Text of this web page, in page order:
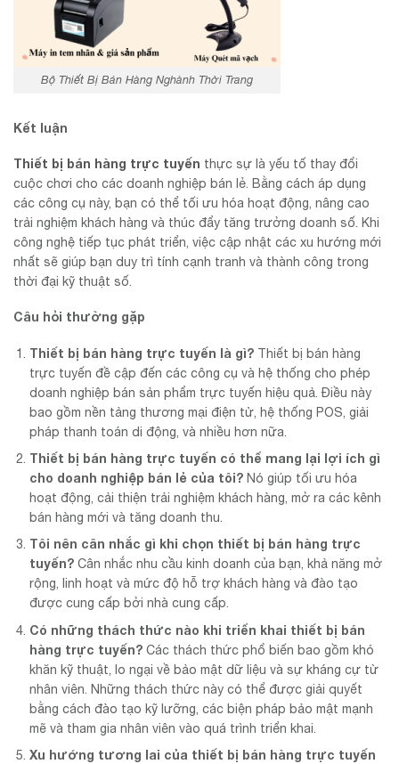
Bộ Thiết Bị Bán Hàng Nghành Thời Trang
Kết luận
Thiết bị bán hàng trực tuyến thực sự là yếu tố thay đổi
cuộc chơi cho các doanh nghiệp bán lẻ. Bằng cách áp dụng
các công cụ này, bạn có thể tối ưu hóa hoạt động, nâng cao
trải nghiệm khách hàng và thúc đẩy tăng trưởng doanh số. Khi
công nghệ tiếp tục phát triển, việc cập nhật các xu hướng mới
nhất sẽ giúp bạn duy trì tính cạnh tranh và thành công trong
thời đại kỹ thuật số.
Câu hỏi thường gặp
Thiết bị bán hàng trực tuyến là gì? Thiết bị bán hàng
trực tuyến đề cập đến các công cụ và hệ thống cho phép
doanh nghiệp bán sản phẩm trực tuyến hiệu quả. Điều này
bao gồm nền tảng thương mại điện tử, hệ thống POS, giải
pháp thanh toán di động, và nhiều hơn nữa.
Thiết bị bán hàng trực tuyến có thể mang lại lợi ích gì
cho doanh nghiệp bán lẻ của tôi? Nó giúp tối ưu hóa
hoạt động, cải thiện trải nghiệm khách hàng, mở ra các kênh
bán hàng mới và tăng doanh thu.
Tôi nên cân nhắc gì khi chọn thiết bị bán hàng trực
tuyến? Cân nhắc nhu cầu kinh doanh của bạn, khả năng mở
rộng, linh hoạt và mức độ hỗ trợ khách hàng và đào tạo
được cung cấp bởi nhà cung cấp.
Có những thách thức nào khi triển khai thiết bị bán
hàng trực tuyến? Các thách thức phổ biến bao gồm khó
khăn kỹ thuật, lo ngại về bảo mật dữ liệu và sự kháng cự từ
nhân viên. Những thách thức này có thể được giải quyết
bằng cách đào tạo kỹ lưỡng, các biện pháp bảo mật mạnh
mẽ và tham gia nhân viên vào quá trình triển khai.
Xu hướng tương lai của thiết bị bán hàng trực tuyến